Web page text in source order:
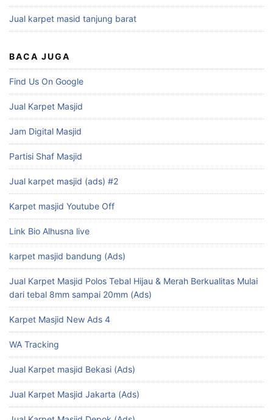
Jual karpet masid tanjung barat
BACA JUGA
Find Us On Google
Jual Karpet Masjid
Jam Digital Masjid
Partisi Shaf Masjid
Jual karpet masjid (ads) #2
Karpet masjid Youtube Off
Link Bio Alhusna live
karpet masjid bandung (Ads)
Jual Karpet Masjid Polos Tebal Hijau & Merah Berkualitas Mulai
dari tebal 8mm sampai 20mm (Ads)
Karpet Masjid New Ads 4
WA Tracking
Jual Karpet masjid Bekasi (Ads)
Jual Karpet Masjid Jakarta (Ads)